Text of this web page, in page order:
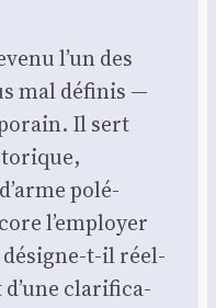
l’un des
mal défi­nis —
Il sert
polé­
l’employer
désigne-t-il réel­
d’une cla­ri­fi­ca­